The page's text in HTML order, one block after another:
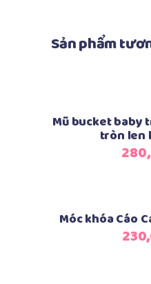
Sản phẩm
Thêm
Mũ bucket baby
tròn len
Thêm
Móc khóa Cáo